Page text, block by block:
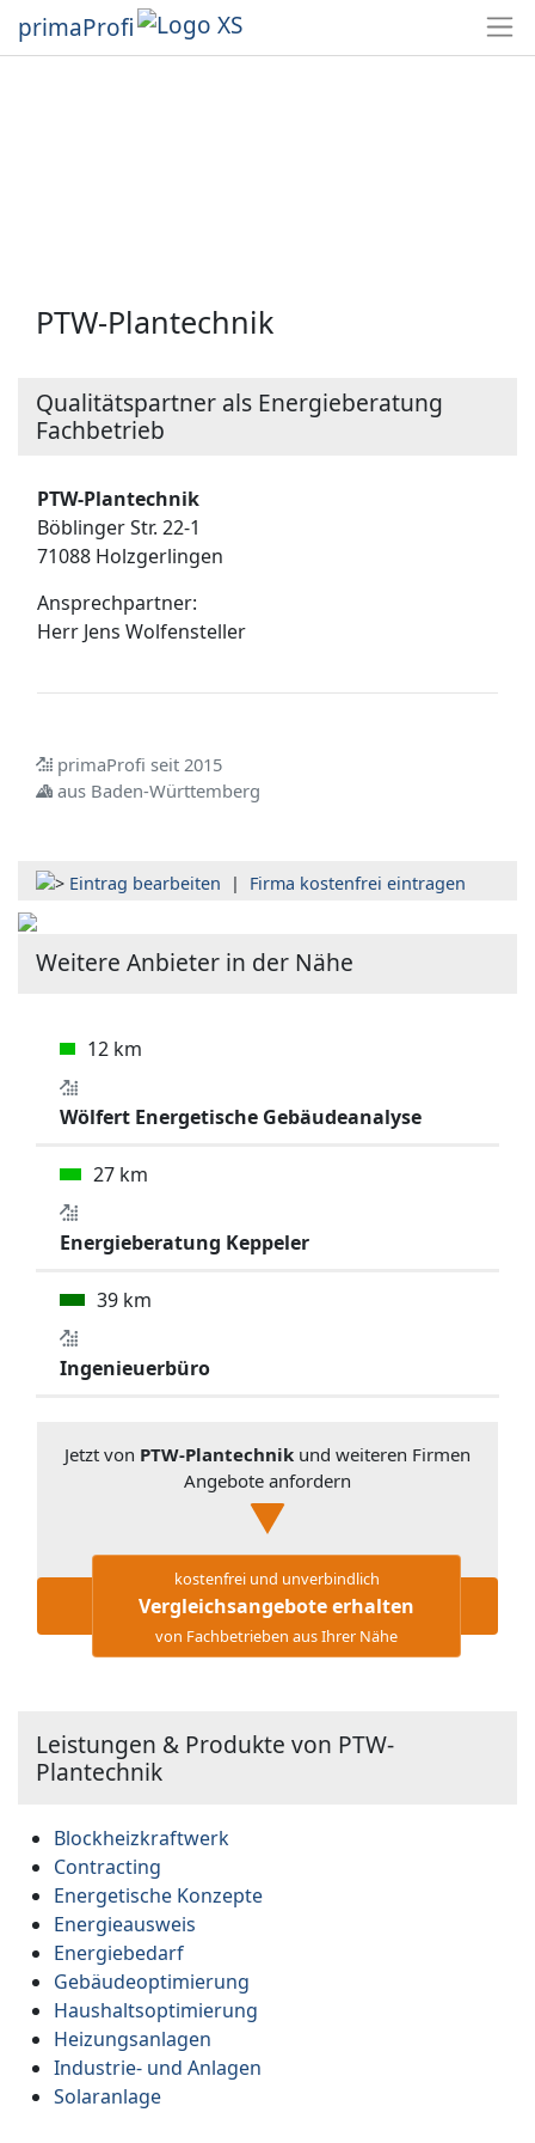
primaProfi
PTW-Plantechnik
Qualitätspartner als Energieberatung
Fachbetrieb
PTW-Plantechnik
Böblinger Str. 22-1
71088 Holzgerlingen
Ansprechpartner:
Herr Jens Wolfensteller
primaProfi seit 2015
aus Baden-Württemberg
Eintrag bearbeiten | Firma kostenfrei eintragen
Weitere Anbieter in der Nähe
12 km
Wölfert Energetische Gebäudeanalyse
27 km
Energieberatung Keppeler
39 km
Ingenieuerbüro
Jetzt von PTW-Plantechnik und weiteren Firmen
Angebote anfordern
kostenfrei und unverbindlich
Vergleichsangebote erhalten
von Fachbetrieben aus Ihrer Nähe
Leistungen & Produkte von PTW-
Plantechnik
Blockheizkraftwerk
Contracting
Energetische Konzepte
Energieausweis
Energiebedarf
Gebäudeoptimierung
Haushaltsoptimierung
Heizungsanlagen
Industrie- und Anlagen
Solaranlage